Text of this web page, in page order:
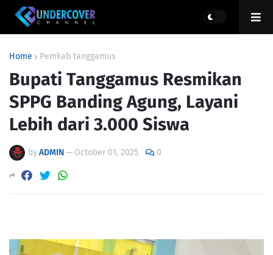
Home Pemkab tanggamus
Bupati Tanggamus Resmikan
SPPG Banding Agung, Layani
Lebih dari 3.000 Siswa
byADMIN— October 01, 2025 0